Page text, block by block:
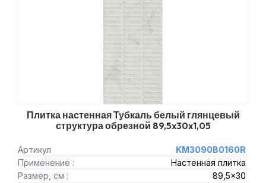
Плитка настенная Тубкаль белый глянцевый
структура обрезной 89,5x30x1,05
Артикул
KM3090B0160R
Применение :
Настенная плитка
Размер, см :
89,5x30